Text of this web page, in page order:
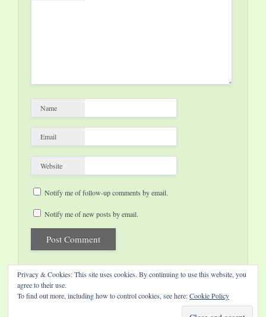
Name
Email
Website
Notify me of follow-up comments by email.
Notify me of new posts by email.
Privacy & Cookies: This site uses cookies. By continuing to use this website, you
agree to their use.
To find out more, including how to control cookies, see here:Cookie Policy